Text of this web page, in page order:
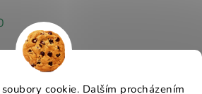
cookie. Dalším procházením